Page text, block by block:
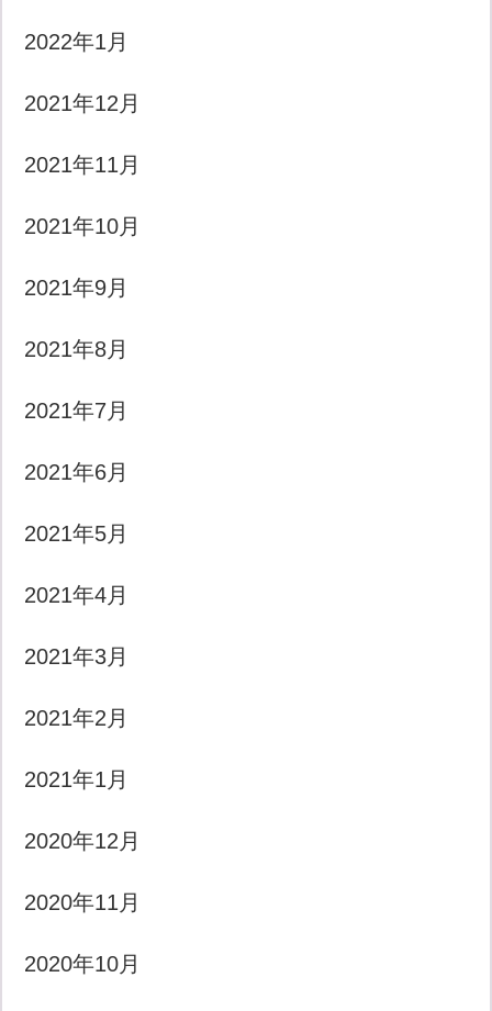
2022年1月
2021年12月
2021年11月
2021年10月
2021年9月
2021年8月
2021年7月
2021年6月
2021年5月
2021年4月
2021年3月
2021年2月
2021年1月
2020年12月
2020年11月
2020年10月